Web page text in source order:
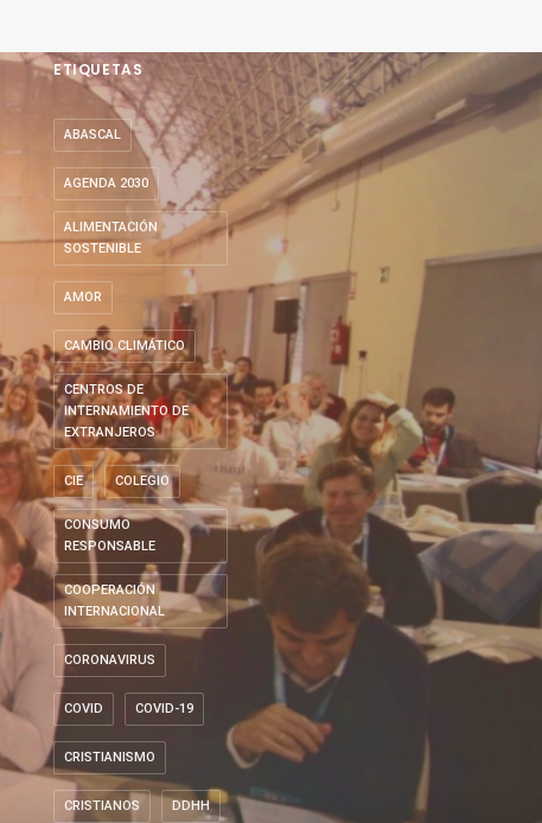
ETIQUETAS
ABASCAL
AGENDA 2030
ALIMENTACIÓN
SOSTENIBLE
AMOR
CAMBIO CLIMÁTICO
CENTROS DE
INTERNAMIENTO DE
EXTRANJEROS
CIE COLEGIO
CONSUMO
RESPONSABLE
COOPERACIÓN
INTERNACIONAL
CORONAVIRUS
COVID COVID-19
CRISTIANISMO
CRISTIANOS DDHH